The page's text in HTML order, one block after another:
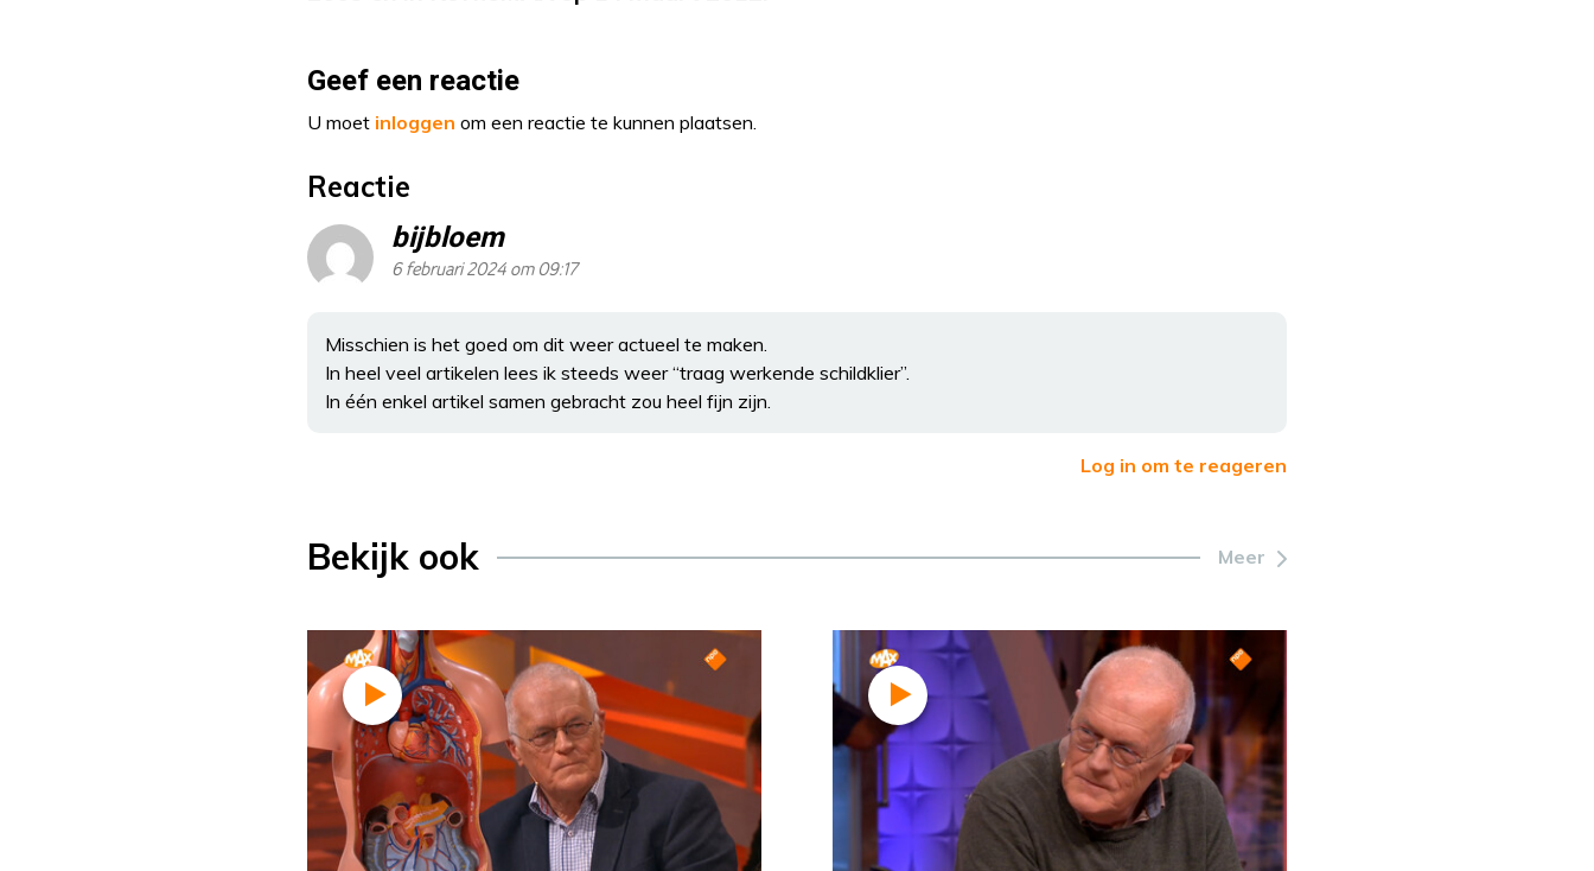
Geef een reactie
U moet inloggen om een reactie te kunnen plaatsen.
Reactie
bijbloem
6 februari 2024 om 09:17
Misschien is het goed om dit weer actueel te maken.
In heel veel artikelen lees ik steeds weer “traag werkende schildklier”.
In één enkel artikel samen gebracht zou heel fijn zijn.
Log in om te reageren
Bekijk ook Meer